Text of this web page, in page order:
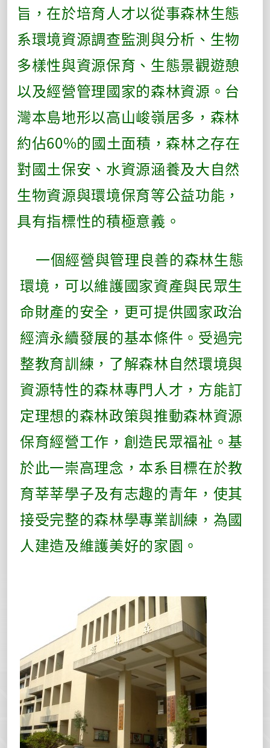
旨，在於培育人才以從事森林生態
系環境資源調查監測與分析、生物
多樣性與資源保育、生態景觀遊憩
以及經營管理國家的森林資源。台
灣本島地形以高山峻嶺居多，森林
約佔60%的國土面積，森林之存在
對國土保安、水資源涵養及大自然
生物資源與環境保育等公益功能，
具有指標性的積極意義。
一個經營與管理良善的森林生態
環境，可以維護國家資產與民眾生
命財產的安全，更可提供國家政治
經濟永續發展的基本條件。受過完
整教育訓練，了解森林自然環境與
資源特性的森林專門人才，方能訂
定理想的森林政策與推動森林資源
保育經營工作，創造民眾福祉。基
於此一崇高理念，本系目標在於教
育莘莘學子及有志趣的青年，使其
接受完整的森林學專業訓練，為國
人建造及維護美好的家園。